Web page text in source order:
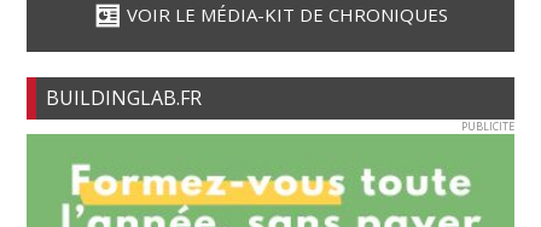
VOIR LE MÉDIA-KIT DE CHRONIQUES
BUILDINGLAB.FR
PUBLICITE